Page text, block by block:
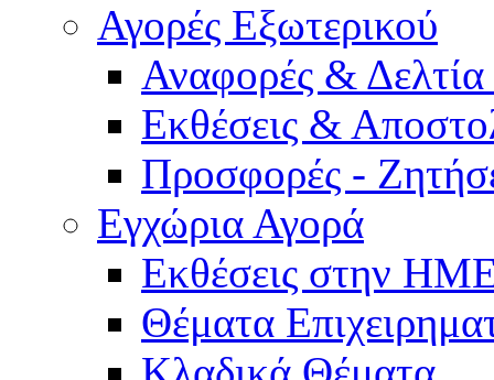
Αγορές Εξωτερικού
Αναφορές &
Εκθέσεις &
Προσφορές -
Εγχώρια Αγορά
Εκθέσεις στην
Θέματα